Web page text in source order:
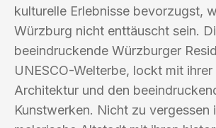
kulturelle Erlebnisse bevorzugst,
Würzburg nicht enttäuscht sein.
beeindruckende Würzburger
UNESCO-Welterbe, lockt mit
Architektur und den
Kunstwerken. Nicht zu vergessen